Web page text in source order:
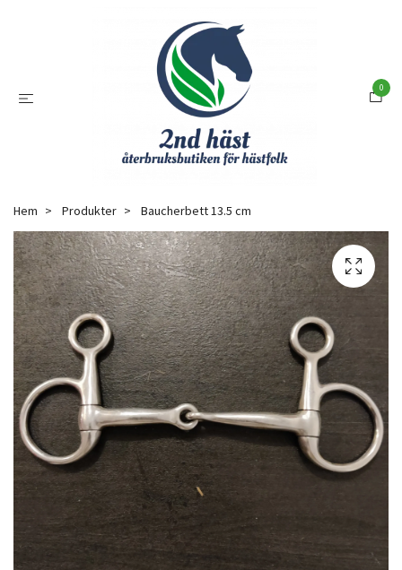
0
Hem Produkter Baucherbett 13.5 cm